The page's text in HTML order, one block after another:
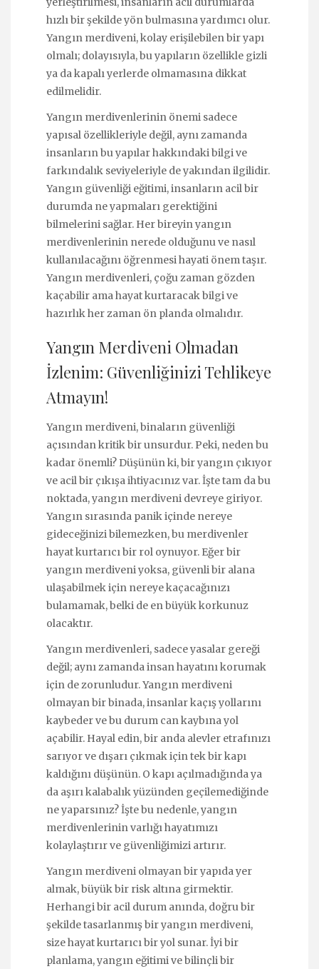
hızlı bir şekilde yön bulmasına yardımcı olur.
Yangın merdiveni, kolay erişilebilen bir yapı
olmalı; dolayısıyla, bu yapıların özellikle gizli
ya da kapalı yerlerde olmamasına dikkat
edilmelidir.
Yangın merdivenlerinin önemi sadece
yapısal özellikleriyle değil, aynı zamanda
insanların bu yapılar hakkındaki bilgi ve
farkındalık seviyeleriyle de yakından ilgilidir.
Yangın güvenliği eğitimi, insanların acil bir
durumda ne yapmaları gerektiğini
bilmelerini sağlar. Her bireyin yangın
merdivenlerinin nerede olduğunu ve nasıl
kullanılacağını öğrenmesi hayati önem taşır.
Yangın merdivenleri, çoğu zaman gözden
kaçabilir ama hayat kurtaracak bilgi ve
hazırlık her zaman ön planda olmalıdır.
Yangın Merdiveni Olmadan
İzlenim: Güvenliğinizi Tehlikeye
Atmayın!
Yangın merdiveni, binaların güvenliği
açısından kritik bir unsurdur. Peki, neden bu
kadar önemli? Düşünün ki, bir yangın çıkıyor
ve acil bir çıkışa ihtiyacınız var. İşte tam da bu
noktada, yangın merdiveni devreye giriyor.
Yangın sırasında panik içinde nereye
gideceğinizi bilemezken, bu merdivenler
hayat kurtarıcı bir rol oynuyor. Eğer bir
yangın merdiveni yoksa, güvenli bir alana
ulaşabilmek için nereye kaçacağınızı
bulamamak, belki de en büyük korkunuz
olacaktır.
Yangın merdivenleri, sadece yasalar gereği
değil; aynı zamanda insan hayatını korumak
için de zorunludur. Yangın merdiveni
olmayan bir binada, insanlar kaçış yollarını
kaybeder ve bu durum can kaybına yol
açabilir. Hayal edin, bir anda alevler etrafınızı
sarıyor ve dışarı çıkmak için tek bir kapı
kaldığını düşünün. O kapı açılmadığında ya
da aşırı kalabalık yüzünden geçilemediğinde
ne yaparsınız? İşte bu nedenle, yangın
merdivenlerinin varlığı hayatımızı
kolaylaştırır ve güvenliğimizi artırır.
Yangın merdiveni olmayan bir yapıda yer
almak, büyük bir risk altına girmektir.
Herhangi bir acil durum anında, doğru bir
şekilde tasarlanmış bir yangın merdiveni,
size hayat kurtarıcı bir yol sunar. İyi bir
planlama, yangın eğitimi ve bilinçli bir